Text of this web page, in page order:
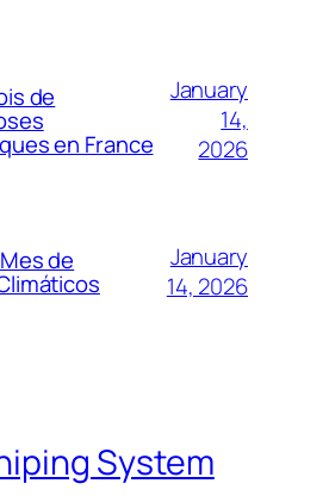
de
en France
January
14,
2026
de
January
14, 2026
System